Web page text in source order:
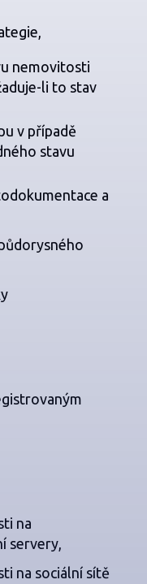
nemovitosti
li to stav
v případě
stavu
a
na
servery,
na sociální sítě